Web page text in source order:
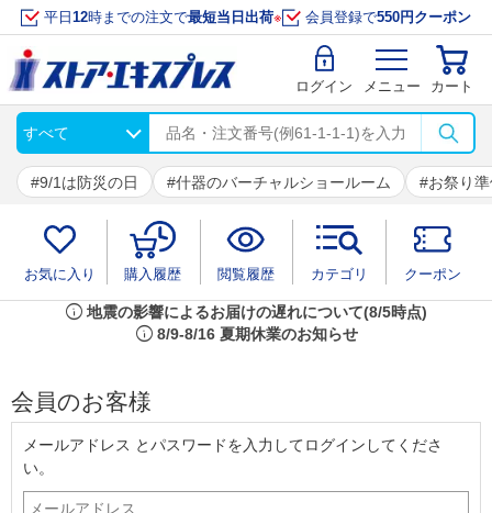
平日 12時までの注文で最短当日出荷※ 会員登録で550円クーポン
ログイン メニュー カート
9/1は防災の日 什器のバーチャルショールーム お祭り
お気に入り 購入履歴 閲覧履歴 カテゴリ クーポン
info 地震の影響によるお届けの遅れについて(8/5時点)
info 8/9-8/16 夏期休業のお知らせ
会員のお客様
メールアドレス とパスワードを入力してログインしてくださ
い。